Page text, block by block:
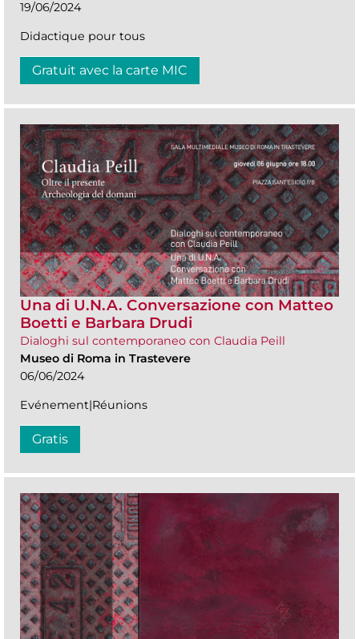
19/06/2024
Didactique pour tous
Gratuit avec la carte MIC
Una di U.N.A. Conversazione con Matteo
Boetti e Barbara Drudi
Dialoghi sul contemporaneo con Claudia Peill
Museo di Roma in Trastevere
06/06/2024
Evénement|Réunions
Gratis